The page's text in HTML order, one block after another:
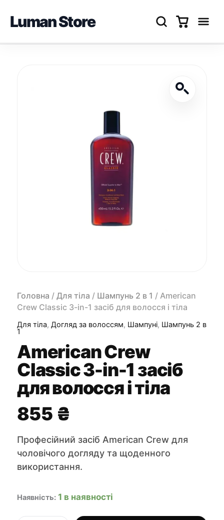
Luman Store
Головна / Для тіла / Шампунь 2 в 1 / American
Crew Classic 3-in-1 засіб для волосся і тіла
Для тіла, Догляд за волоссям, Шампуні, Шампунь 2 в
1
American Crew
Classic 3-in-1 засіб
для волосся і тіла
855 ₴
Професійний засіб American Crew для
чоловічого догляду та щоденного
використання.
Наявність: 1 в наявності